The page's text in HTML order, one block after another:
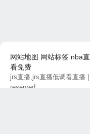
网站地图 网站标签 nba
看免费
jrs直播,jrs直播低调看直播
reserved.